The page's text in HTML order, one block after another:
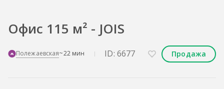
Офис 115 м² - JOIS
Полежаевская~22 мин ID: 6677 Продажа